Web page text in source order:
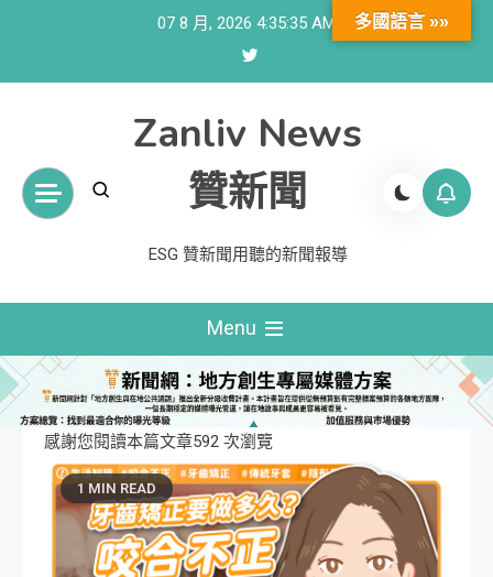
07 8 月, 2026 4:35:36 AM
Zanliv News
贊新聞
ESG 贊新聞用聽的新聞報導
Menu
感謝您閱讀本篇文章592 次瀏覽
1 MIN READ
多國語言 »»